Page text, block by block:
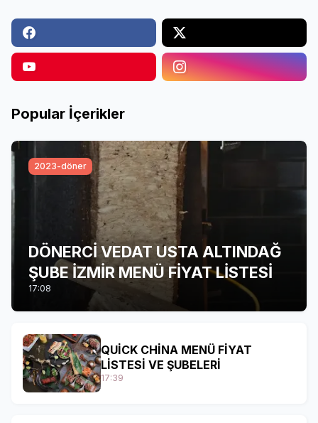
Popular İçerikler
2023-döner
DÖNERCİ VEDAT USTA ALTINDAĞ
ŞUBE İZMİR MENÜ FİYAT LİSTESİ
17:08
QUİCK CHİNA MENÜ FİYAT
LİSTESİ VE ŞUBELERİ
17:39